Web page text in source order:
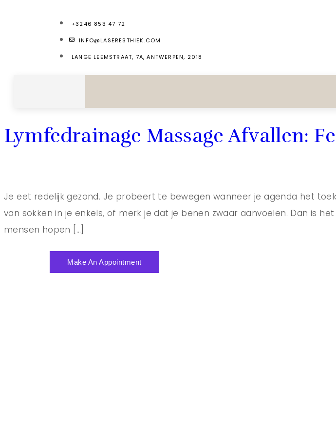
+3246 853 47 72
INFO@LASERESTHIEK.COM
LANGE LEEMSTRAAT, 7A, ANTWERPEN, 2018
Lymfedrainage Massage Afvallen:
Je eet redelijk gezond. Je probeert te bewegen wanneer je agenda het
van sokken in je enkels, of merk je dat je benen zwaar aanvoelen. Dan is
mensen hopen […]
Make An Appointment